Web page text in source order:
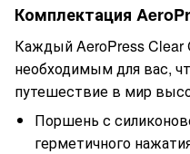
Комплектация
Каждый AeroPress Clear
необходимым для вас,
путешествие в мир
Поршень с
герметичного